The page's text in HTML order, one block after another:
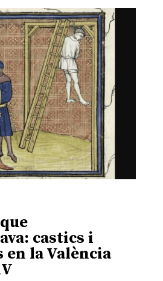
castics i
en la València